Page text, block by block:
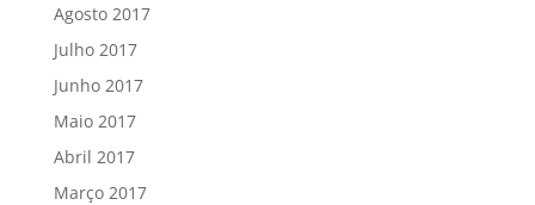
Agosto 2017
Julho 2017
Junho 2017
Maio 2017
Abril 2017
Março 2017